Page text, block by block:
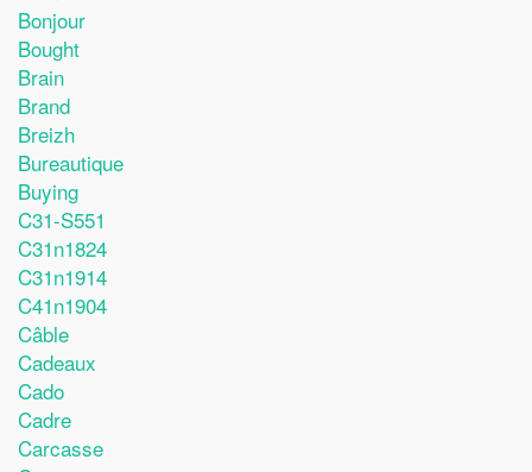
Bonjour
Bought
Brain
Brand
Breizh
Bureautique
Buying
C31-S551
C31n1824
C31n1914
C41n1904
Câble
Cadeaux
Cado
Cadre
Carcasse